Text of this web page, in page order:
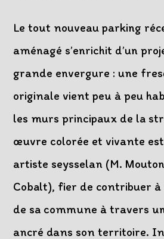
Le tout nouveau parking
aménagé s’enrichit d’un
grande envergure : une
originale vient peu à peu
les murs principaux de la
œuvre colorée et vivante
artiste seysselan (M.
Cobalt), fier de contribuer à
de sa commune à travers
ancré dans son territoire.